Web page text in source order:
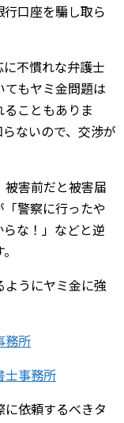
口座を騙し取ら
不慣れな弁護士
もヤミ金問題は
こともありま
ないので、交渉が
被害前だと被害届
警察に行ったや
な！」などと逆
うにヤミ金に強
務所
士事務所
依頼するべきタ